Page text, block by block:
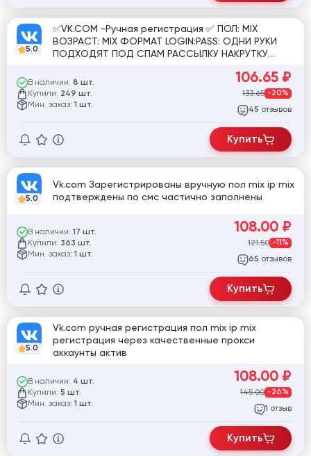
5.0
✅VK.COM -Ручная регистрация ✅ ПОЛ: MIX
ВОЗРАСТ: MIX ФОРМАТ LOGIN:PASS: ОДНИ РУКИ
ПОДХОДЯТ ПОД СПАМ РАССЫЛКУ НАКРУТКУ
В наличии: 8 шт.
Купили: 249 шт.
Мин. заказ: 1 шт.
106.65 ₽
133.65 -20%
45 отзывов
Купить
5.0
Vk.com Зарегистрированы вручную пол mix ip mix
подтверждены по смс частично заполнены
В наличии: 17 шт.
Купили: 363 шт.
Мин. заказ: 1 шт.
108.00 ₽
121.50 -11%
65 отзывов
Купить
5.0
Vk.com ручная регистрация пол mix ip mix
регистрация через качественные прокси
аккаунты актив
В наличии: 4 шт.
Купили: 5 шт.
Мин. заказ: 1 шт.
108.00 ₽
145.00 -26%
1 отзыв
Купить